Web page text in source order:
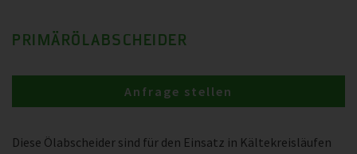
PRIMÄRÖLABSCHEIDER
Diese Ölabscheider sind für den Einsatz in Kältekreisläufen
Anfrage stellen